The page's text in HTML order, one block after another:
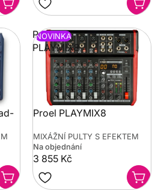
Proel
PLAYMIX8
NOVINKA
Proel PLAYMIX8
MIXÁŽNÍ PULTY S EFEKTEM
Na objednání
3 855 Kč